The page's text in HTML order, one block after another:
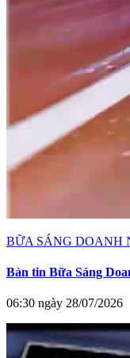
BỮA SÁNG DOANH
Bản tin Bữa Sáng
06:30 ngày 28/07/2026